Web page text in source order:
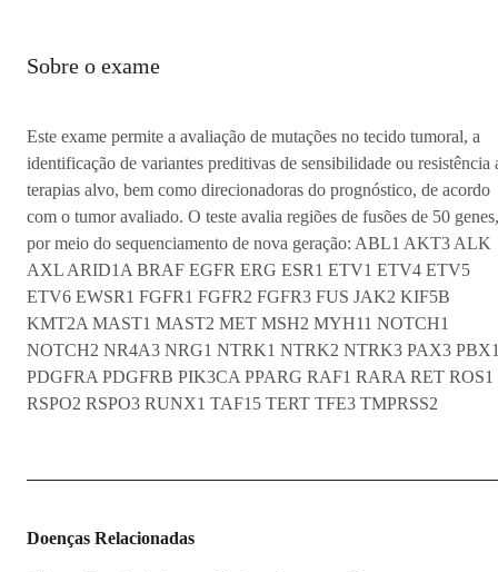
Sobre o exame
Este exame permite a avaliação de mutações no tecido tumoral, a
identificação de variantes preditivas de sensibilidade ou resistência
terapias alvo, bem como direcionadoras do prognóstico, de acordo
com o tumor avaliado. O teste avalia regiões de fusões de 50 genes,
por meio do sequenciamento de nova geração: ABL1 AKT3 ALK
AXL ARID1A BRAF EGFR ERG ESR1 ETV1 ETV4 ETV5
ETV6 EWSR1 FGFR1 FGFR2 FGFR3 FUS JAK2 KIF5B
KMT2A MAST1 MAST2 MET MSH2 MYH11 NOTCH1
NOTCH2 NR4A3 NRG1 NTRK1 NTRK2 NTRK3 PAX3
PDGFRA PDGFRB PIK3CA PPARG RAF1 RARA RET ROS1
RSPO2 RSPO3 RUNX1 TAF15 TERT TFE3 TMPRSS2
Doenças Relacionadas